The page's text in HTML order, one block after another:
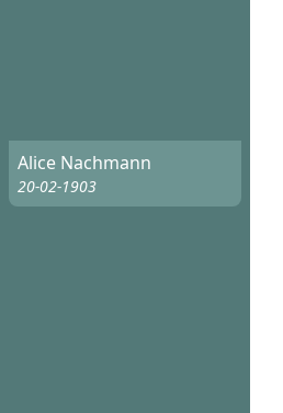
Alice Nachmann
20-02-1903